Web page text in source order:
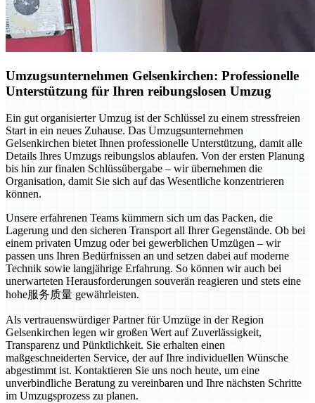
Umzugsunternehmen Gelsenkirchen: Professionelle
Unterstützung für Ihren reibungslosen Umzug
Ein gut organisierter Umzug ist der Schlüssel zu einem stressfreien
Start in ein neues Zuhause. Das Umzugsunternehmen
Gelsenkirchen bietet Ihnen professionelle Unterstützung, damit alle
Details Ihres Umzugs reibungslos ablaufen. Von der ersten Planung
bis hin zur finalen Schlüssübergabe – wir übernehmen die
Organisation, damit Sie sich auf das Wesentliche konzentrieren
können.
Unsere erfahrenen Teams kümmern sich um das Packen, die
Lagerung und den sicheren Transport all Ihrer Gegenstände. Ob bei
einem privaten Umzug oder bei gewerblichen Umzügen – wir
passen uns Ihren Bedürfnissen an und setzen dabei auf moderne
Technik sowie langjährige Erfahrung. So können wir auch bei
unerwarteten Herausforderungen souverän reagieren und stets eine
hohe服务质量 gewährleisten.
Als vertrauenswürdiger Partner für Umzüge in der Region
Gelsenkirchen legen wir großen Wert auf Zuverlässigkeit,
Transparenz und Pünktlichkeit. Sie erhalten einen
maßgeschneiderten Service, der auf Ihre individuellen Wünsche
abgestimmt ist. Kontaktieren Sie uns noch heute, um eine
unverbindliche Beratung zu vereinbaren und Ihre nächsten Schritte
im Umzugsprozess zu planen.